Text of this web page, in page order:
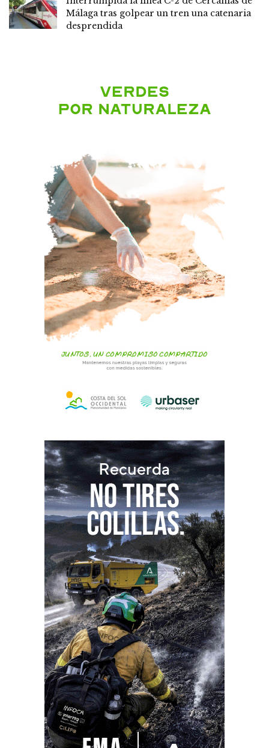
Málaga tras golpear un tren una catenaria
desprendida